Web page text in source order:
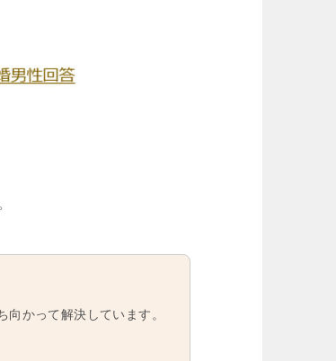
かって解決しています。